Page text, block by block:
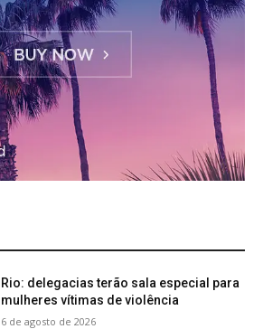
Rio: delegacias terão sala especial para
mulheres vítimas de violência
6 de agosto de 2026